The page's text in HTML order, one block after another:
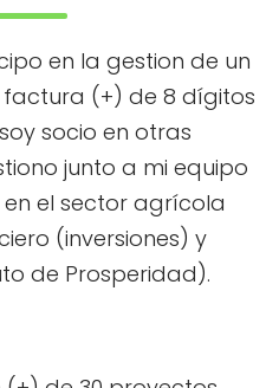
en la gestion de un
(+) de 8 dígitos
socio en otras
junto a mi equipo
el sector agrícola
(inversiones) y
de Prosperidad).